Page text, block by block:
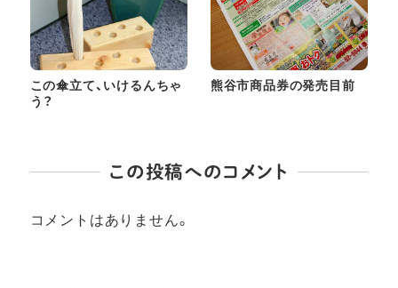
この傘立て、いけるんちゃ
う？
熊谷市商品券の発売目前
この投稿へのコメント
コメントはありません。